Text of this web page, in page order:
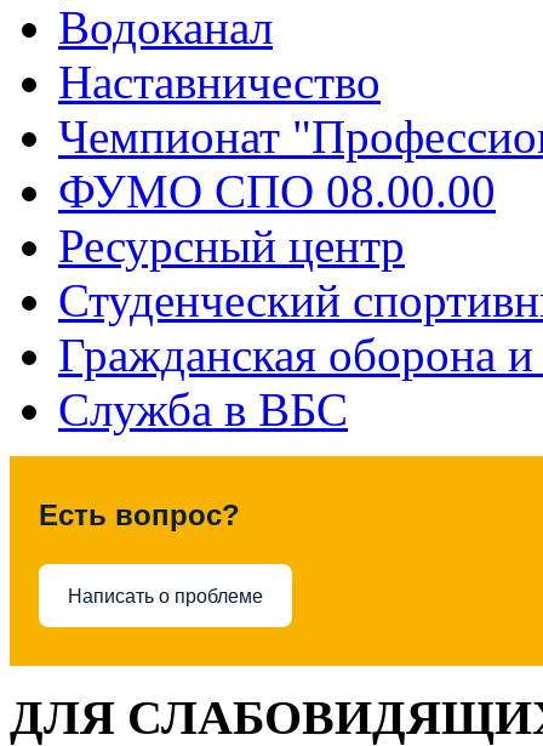
Водоканал
Наставничество
Чемпионат
ФУМО СПО 08.00.00
Ресурсный центр
Студенческий
Гражданская оборона
Служба в ВБС
Есть вопрос?
Написать о проблеме
ДЛЯ